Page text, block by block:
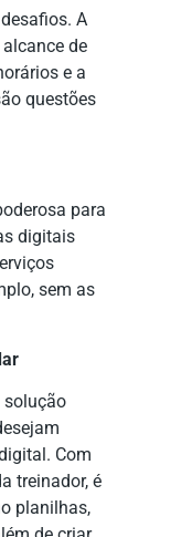
A
de
e a
questões
para
digitais
sem as
solução
Com
treinador, é
planilhas,